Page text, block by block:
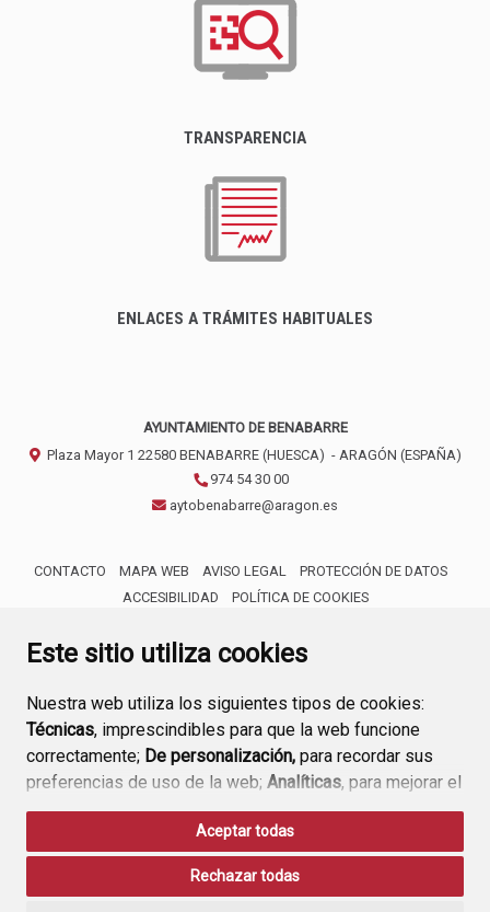
Este sitio utiliza cookies
Nuestra web utiliza los siguientes tipos de cookies:
Técnicas, imprescindibles para que la web funcione
correctamente; De personalización, para recordar sus
preferencias de uso de la web; Analíticas, para mejorar el
funcionamiento de la web y sus servicios.
Si acepta pulsando el botón“Aceptar todas”
consideramos que acepta su uso. Si pulsa el botón
Aceptar todas
Rechazar todas
TRANSPARENCIA
ENLACES A TRÁMITES HABITUALES
AYUNTAMIENTO DE BENABARRE
Plaza Mayor 1 22580 BENABARRE (HUESCA) - ARAGÓN (ESPAÑA)
974 54 30 00
aytobenabarre@aragon.es
CONTACTO MAPA WEB AVISO LEGAL
PROTECCIÓN DE DATOS
ACCESIBILIDAD
POLÍTICA DE COOKIES